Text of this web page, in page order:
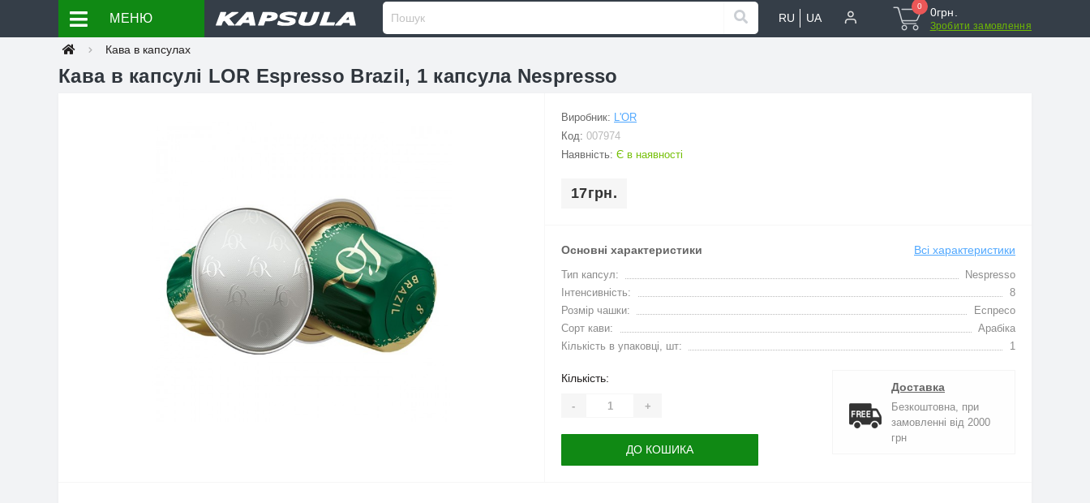
МЕНЮ RU UA
0 0грн.
Зробити замовлення
Кава в капсулах
Кава в капсулі LOR Espresso Brazil, 1 капсула Nespresso
Виробник: L'OR
Код: 007974
Наявність: Є в наявності
17грн.
Основні характеристики Всі характеристики
Тип капсул:
Nespresso
Інтенсивність:
8
Розмір чашки:
Еспресо
Сорт кави:
Арабіка
Кількість в упаковці, шт:
1
Кількість:
- +
ДО КОШИКА
Доставка
Безкоштовна, при
замовленні від 2000
грн